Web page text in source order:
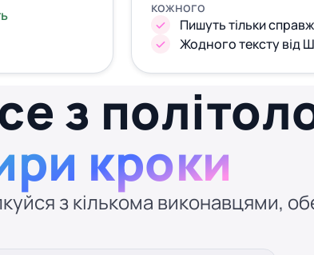
кожного
Пишуть тільки
Жодного тексту від
з
кроки
з кількома виконавцями,